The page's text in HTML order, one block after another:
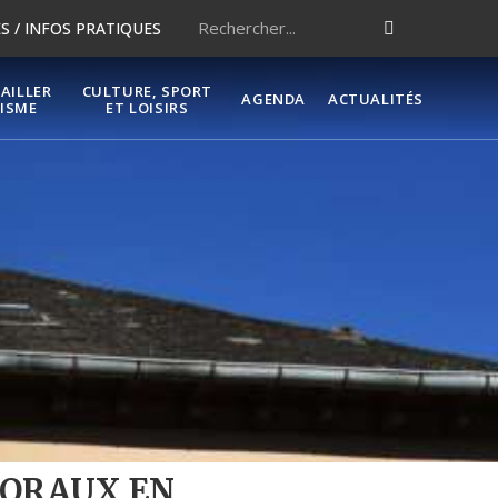
/ INFOS PRATIQUES
CULTURE, SPORT
ET LOISIRS
AGENDA ACTUALITÉS